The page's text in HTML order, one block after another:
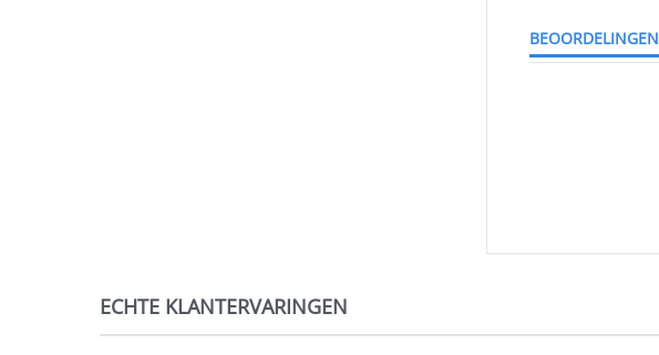
BEOORDELINGEN
ECHTE KLANTERVARINGEN
Reviews